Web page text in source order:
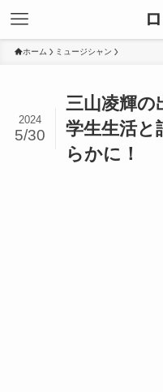
ホーム ミュージシャン
三山凌輝の
学生生活と
らかに！
2024
5/30